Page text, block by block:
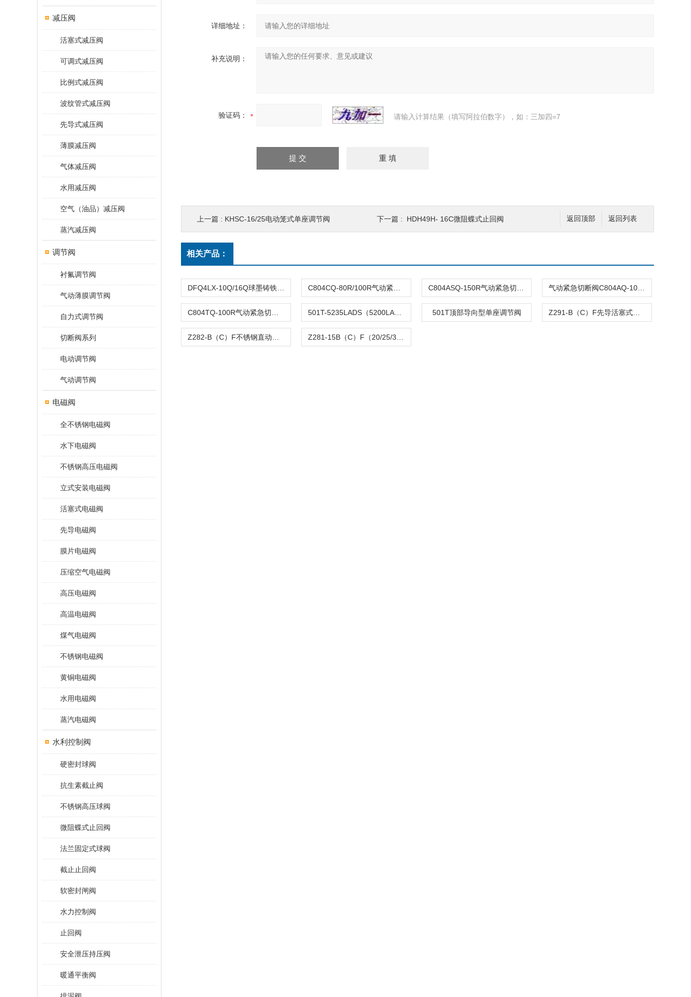
减压阀
活塞式减压阀
可调式减压阀
比例式减压阀
波纹管式减压阀
先导式减压阀
薄膜减压阀
气体减压阀
水用减压阀
空气（油品）减压阀
蒸汽减压阀
调节阀
衬氟调节阀
气动薄膜调节阀
自力式调节阀
切断阀系列
电动调节阀
气动调节阀
电磁阀
全不锈钢电磁阀
水下电磁阀
不锈钢高压电磁阀
立式安装电磁阀
活塞式电磁阀
先导电磁阀
膜片电磁阀
压缩空气电磁阀
高压电磁阀
高温电磁阀
煤气电磁阀
不锈钢电磁阀
黄铜电磁阀
水用电磁阀
蒸汽电磁阀
水利控制阀
硬密封球阀
抗生素截止阀
不锈钢高压球阀
微阻蝶式止回阀
法兰固定式球阀
截止止回阀
软密封闸阀
水力控制阀
止回阀
安全泄压持压阀
暖通平衡阀
详细地址：
补充说明：
验证码： 请输入计算结果（填写阿拉伯数字），如：三加四=7
返回列表
返回顶部
上一篇 : KHSC-16/25电动笼式单座调节阀 下一篇 : HDH49H- 16C微阻蝶式止回阀
相关产品：
501T顶部导向型单座调节阀